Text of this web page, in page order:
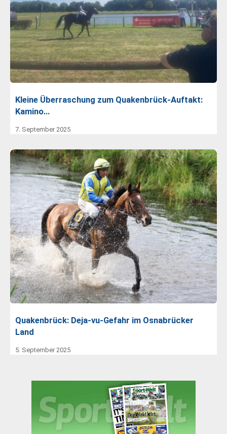
Kleine Überraschung zum Quakenbrück-Auftakt:
Kamino…
7. September 2025
Quakenbrück: Deja-vu-Gefahr im Osnabrücker
Land
5. September 2025